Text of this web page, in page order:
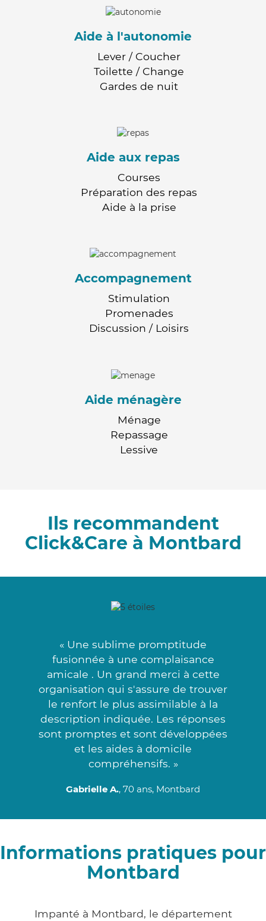
Aide à l'autonomie
Lever / Coucher
Toilette / Change
Gardes de nuit
Aide aux repas
Courses
Préparation des repas
Aide à la prise
Accompagnement
Stimulation
Promenades
Discussion / Loisirs
Aide ménagère
Ménage
Repassage
Lessive
Ils recommandent
Click&Care à Montbard
« Une sublime promptitude
fusionnée à une complaisance
amicale . Un grand merci à cette
organisation qui s'assure de trouver
le renfort le plus assimilable à la
description indiquée. Les réponses
sont promptes et sont développées
et les aides à domicile
compréhensifs. »
Gabrielle A., 70 ans, Montbard
Informations pratiques pour
Montbard
Impanté à Montbard, le département